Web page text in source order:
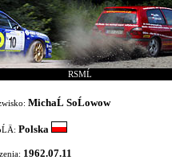
RSMĹ
MichaĹ SoĹowow
Polska
1962.07.11